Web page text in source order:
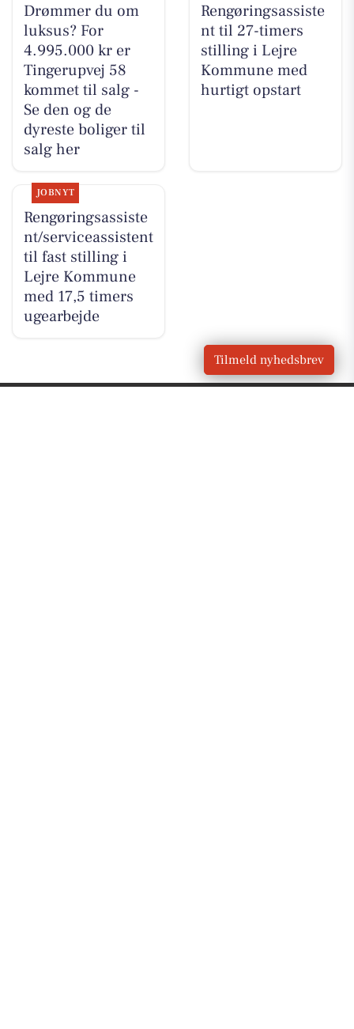
Drømmer du om
luksus? For
4.995.000 kr er
Tingerupvej 58
kommet til salg -
Se den og de
dyreste boliger til
salg her
Rengøringsassiste
nt til 27-timers
stilling i Lejre
Kommune med
hurtigt opstart
JOBNYT
Rengøringsassiste
nt/serviceassistent
til fast stilling i
Lejre Kommune
med 17,5 timers
ugearbejde
Tilmeld nyhedsbrev